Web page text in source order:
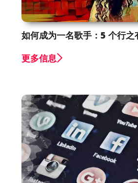
如何成为一名歌手：5 个行之
更多信息